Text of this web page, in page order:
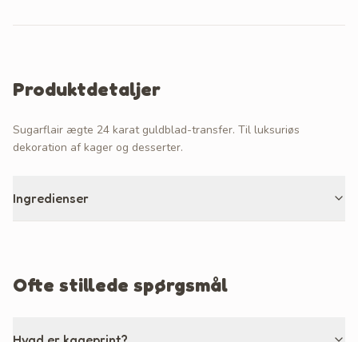
Produktdetaljer
Sugarflair ægte 24 karat guldblad-transfer. Til luksuriøs
dekoration af kager og desserter.
Ingredienser
Ofte stillede spørgsmål